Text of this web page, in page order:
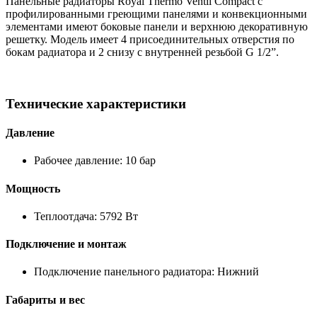
профилированными греющими панелями и конвекционными
элементами имеют боковые панели и верхнюю декоративную
решетку. Модель имеет 4 присоединительных отверстия по
бокам радиатора и 2 снизу с внутренней резьбой G 1/2”.
Технические характеристики
Давление
Рабочее давление: 10 бар
Мощность
Теплоотдача: 5792 Вт
Подключение и монтаж
Подключение панельного радиатора: Нижний
Габариты и вес